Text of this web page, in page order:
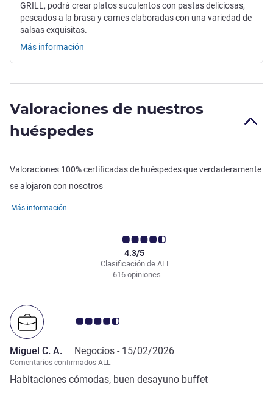
GRILL, podrá crear platos suculentos con pastas deliciosas,
pescados a la brasa y carnes elaboradas con una variedad de
salsas exquisitas.
Más información
Valoraciones de nuestros
huéspedes
Valoraciones 100% certificadas de huéspedes que verdaderamente
se alojaron con nosotros
Más información
Clasificación de ALL
4.3/5
616 opiniones
Nota de clientes de Avis 4.5/5
Miguel C. A. Negocios - 15/02/2026
Comentarios confirmados ALL
Habitaciones cómodas, buen desayuno buffet